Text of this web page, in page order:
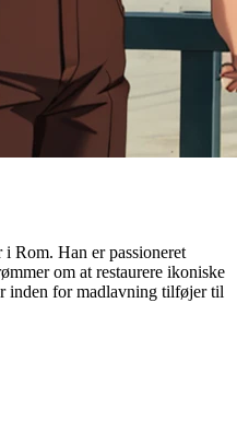
Rom. Han er passioneret
om at restaurere ikoniske
inden for madlavning tilføjer til